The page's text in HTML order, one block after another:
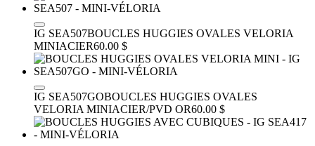
IG SEA507BOUCLES HUGGIES OVALES VELORIA
MINIACIER60.00 $
IG SEA507GOBOUCLES HUGGIES OVALES
VELORIA MINIACIER/PVD OR60.00 $